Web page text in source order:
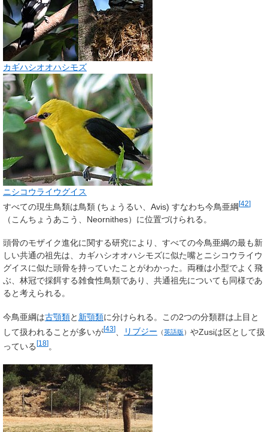
カギハシオオハシモズ
ニシコウライウグイス
すべての現生鳥類は鳥類 (ちょうるい、Avis) すなわち今鳥亜綱[42]
（こんちょうあこう、Neornithes）に位置づけられる。
頭骨のモザイク進化に関する研究により、すべての今鳥亜綱の最も新
しい共通の祖先は、カギハシオオハシモズに似た嘴とニシコウライウ
グイスに似た頭骨を持っていたことがわかった。両種は小型でよく飛
ぶ、林冠で採餌する雑食性鳥類であり、共通祖先についても同様であ
ると考えられる。
今鳥亜綱は古顎類と 新顎類に分けられる。この2つの分類群は上目と
して扱われることが多いが[43] リブジー （英語版 ） やZusiは区として扱
っている [18] 。